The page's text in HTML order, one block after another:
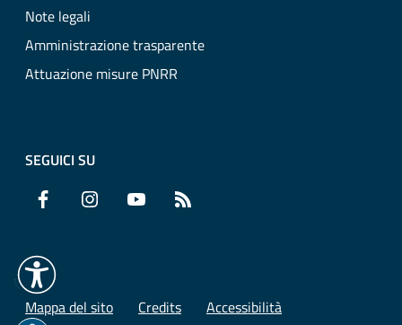
Note legali
Amministrazione trasparente
Attuazione misure PNRR
SEGUICI SU
Facebook Instagram YouTube
Mappa del sito Credits Accessibilità